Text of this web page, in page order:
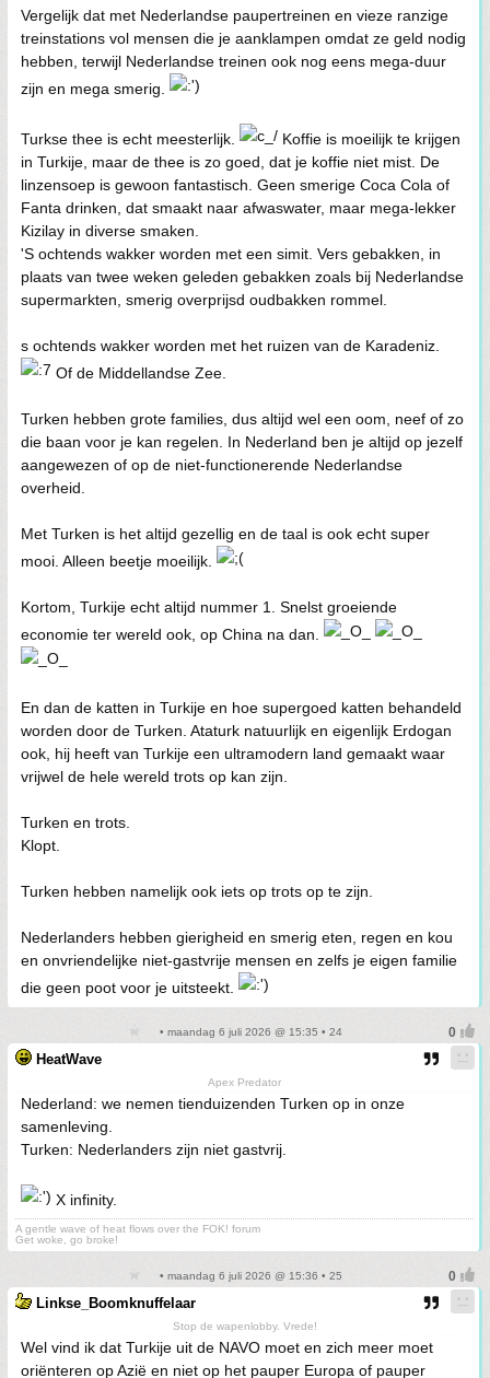
Vergelijk dat met Nederlandse paupertreinen en vieze ranzige
treinstations vol mensen die je aanklampen omdat ze geld nodig
hebben, terwijl Nederlandse treinen ook nog eens mega-duur
zijn en mega smerig.
Turkse thee is echt meesterlijk.
Koffie is moeilijk te krijgen
in Turkije, maar de thee is zo goed, dat je koffie niet mist. De
linzensoep is gewoon fantastisch. Geen smerige Coca Cola of
Fanta drinken, dat smaakt naar afwaswater, maar mega-lekker
Kizilay in diverse smaken.
'S ochtends wakker worden met een simit. Vers gebakken, in
plaats van twee weken geleden gebakken zoals bij Nederlandse
supermarkten, smerig overprijsd oudbakken rommel.
s ochtends wakker worden met het ruizen van de Karadeniz.
Of de Middellandse Zee.
Turken hebben grote families, dus altijd wel een oom, neef of zo
die baan voor je kan regelen. In Nederland ben je altijd op jezelf
aangewezen of op de niet-functionerende Nederlandse
overheid.
Met Turken is het altijd gezellig en de taal is ook echt super
mooi. Alleen beetje moeilijk.
Kortom, Turkije echt altijd nummer 1. Snelst groeiende
economie ter wereld ook, op China na dan.
En dan de katten in Turkije en hoe supergoed katten behandeld
worden door de Turken. Ataturk natuurlijk en eigenlijk Erdogan
ook, hij heeft van Turkije een ultramodern land gemaakt waar
vrijwel de hele wereld trots op kan zijn.
Turken en trots.
Klopt.
Turken hebben namelijk ook iets op trots op te zijn.
Nederlanders hebben gierigheid en smerig eten, regen en kou
en onvriendelijke niet-gastvrije mensen en zelfs je eigen familie
die geen poot voor je uitsteekt.
• maandag 6 juli 2026 @ 15:35 • 24
HeatWave
Apex Predator
Nederland: we nemen tienduizenden Turken op in onze
samenleving.
Turken: Nederlanders zijn niet gastvrij.
X infinity.
A gentle wave of heat flows over the FOK! forum
Get woke, go broke!
• maandag 6 juli 2026 @ 15:36 • 25
Linkse_Boomknuffelaar
Stop de wapenlobby. Vrede!
Wel vind ik dat Turkije uit de NAVO moet en zich meer moet
oriënteren op Azië en niet op het pauper Europa of pauper